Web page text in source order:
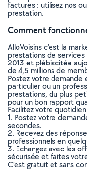
factures : utilisez nos
prestation.
Comment
AlloVoisins c’est la
prestations de
2013 et plébiscitée
de 4,5 millions de
Postez votre demande
particulier ou un
prestations, du plus
pour un bon rapport
Facilitez votre
1. Postez votre
secondes.
2. Recevez des
professionnels en
3. Echangez avec les
sécurisée et faites
C’est gratuit et sans